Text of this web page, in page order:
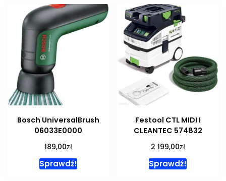
Bosch UniversalBrush
06033E0000
189,00zł
Sprawdź!
Festool CTL MIDI I
CLEANTEC 574832
2 199,00zł
Sprawdź!